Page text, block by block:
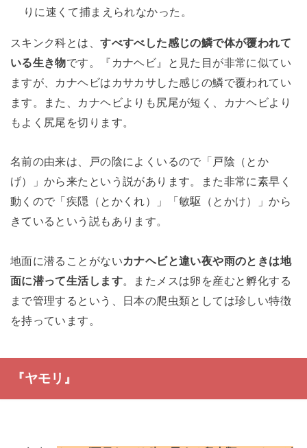
りに速くて捕まえられなかった。
スキンク科とは、すべすべした感じの鱗で体が覆われて
いる生き物です。『カナヘビ』と見た目が非常に似てい
ますが、カナヘビはカサカサした感じの鱗で覆われてい
ます。また、カナヘビよりも尻尾が短く、カナヘビより
もよく尻尾を切ります。
名前の由来は、戸の陰によくいるので「戸陰（とか
げ）」から来たという説があります。また非常に素早く
動くので「疾隠（とかくれ）」「敏駆（とかけ）」から
きているという説もあります。
地面に潜ることがないカナヘビと違い夜や雨のときは地
面に潜って生活します。またメスは卵を産むと孵化する
まで管理するという、日本の爬虫類としては珍しい特徴
を持っています。
『ヤモリ』